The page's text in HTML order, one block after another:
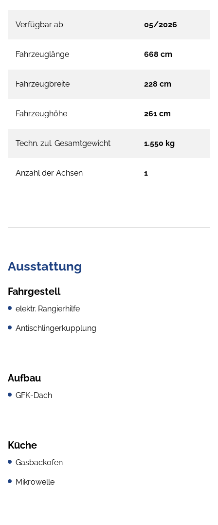
Verfügbar ab 05/2026
Fahrzeuglänge 668 cm
Fahrzeugbreite 228 cm
Fahrzeughöhe 261 cm
Techn. zul. Gesamtgewicht 1.550 kg
Anzahl der Achsen 1
Ausstattung
Fahrgestell
elektr. Rangierhilfe
Antischlingerkupplung
Aufbau
GFK-Dach
Küche
Gasbackofen
Mikrowelle